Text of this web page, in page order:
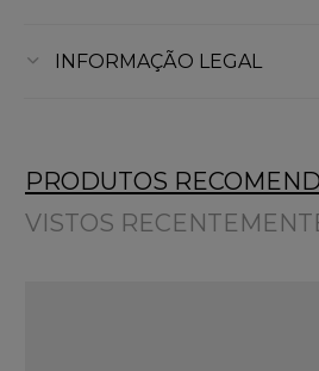
INFORMAÇÃO LEGAL
PRODUTOS
VISTOS